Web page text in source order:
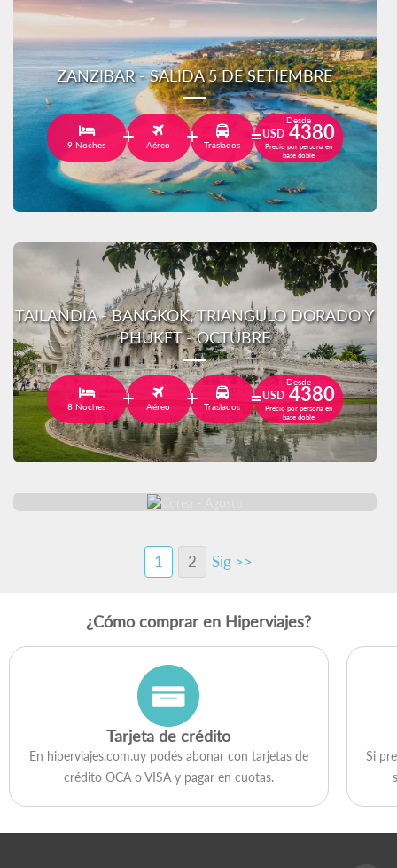
ZANZIBAR - SALIDA 5 DE SETIEMBRE
9 Noches Aéreo Traslados
Desde
USD4380
Precio por persona en
base doble
TAILANDIA - BANGKOK, TRIANGULO DORADO Y
PHUKET - OCTUBRE
8 Noches Aéreo Traslados
Desde
USD4380
Precio por persona en
base doble
base doble
1 2 Sig >>
¿Cómo comprar en Hiperviajes?
Tarjeta de crédito
En hiperviajes.com.uy podés abonar con tarjetas de
crédito OCA o VISA y pagar en cuotas.
Si